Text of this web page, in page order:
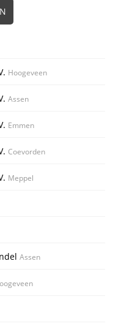
Hoogeveen
Assen
Emmen
Coevorden
Meppel
Assen